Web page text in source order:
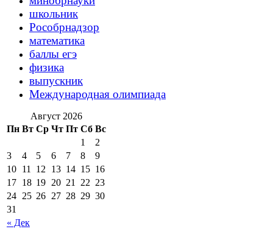
школьник
Рособрнадзор
математика
баллы егэ
физика
выпускник
Международная олимпиада
Август 2026
Пн Вт Ср Чт Пт Сб Вс
« Дек
1
2
3
4 5 6 7 8
9
10 11 12 13 14 15 16
17 18 19 20 21 22 23
24 25 26 27 28 29 30
31